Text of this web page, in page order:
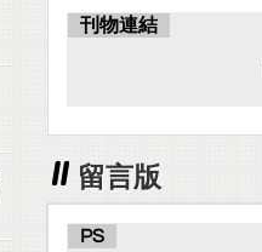
刊物連結
留言版
PS